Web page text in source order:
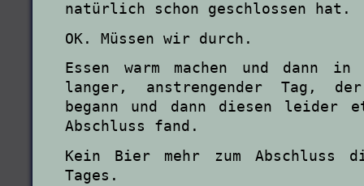
natürlich schon geschlossen hat.
OK. Müssen wir durch.
Essen warm machen und dann
langer, anstrengender Tag, der
begann und dann diesen leider
Abschluss fand.
Kein Bier mehr zum Abschluss
Tages.